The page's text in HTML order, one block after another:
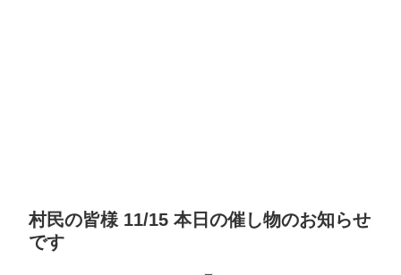
村民の皆様 11/15 本日の催し物のお知らせ
です